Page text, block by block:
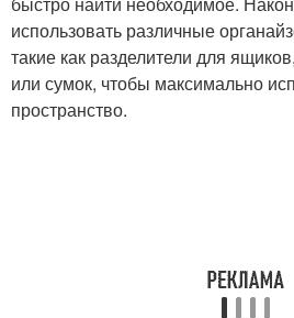
использовать различные
такие как разделители для
или сумок, чтобы максимально
пространство.